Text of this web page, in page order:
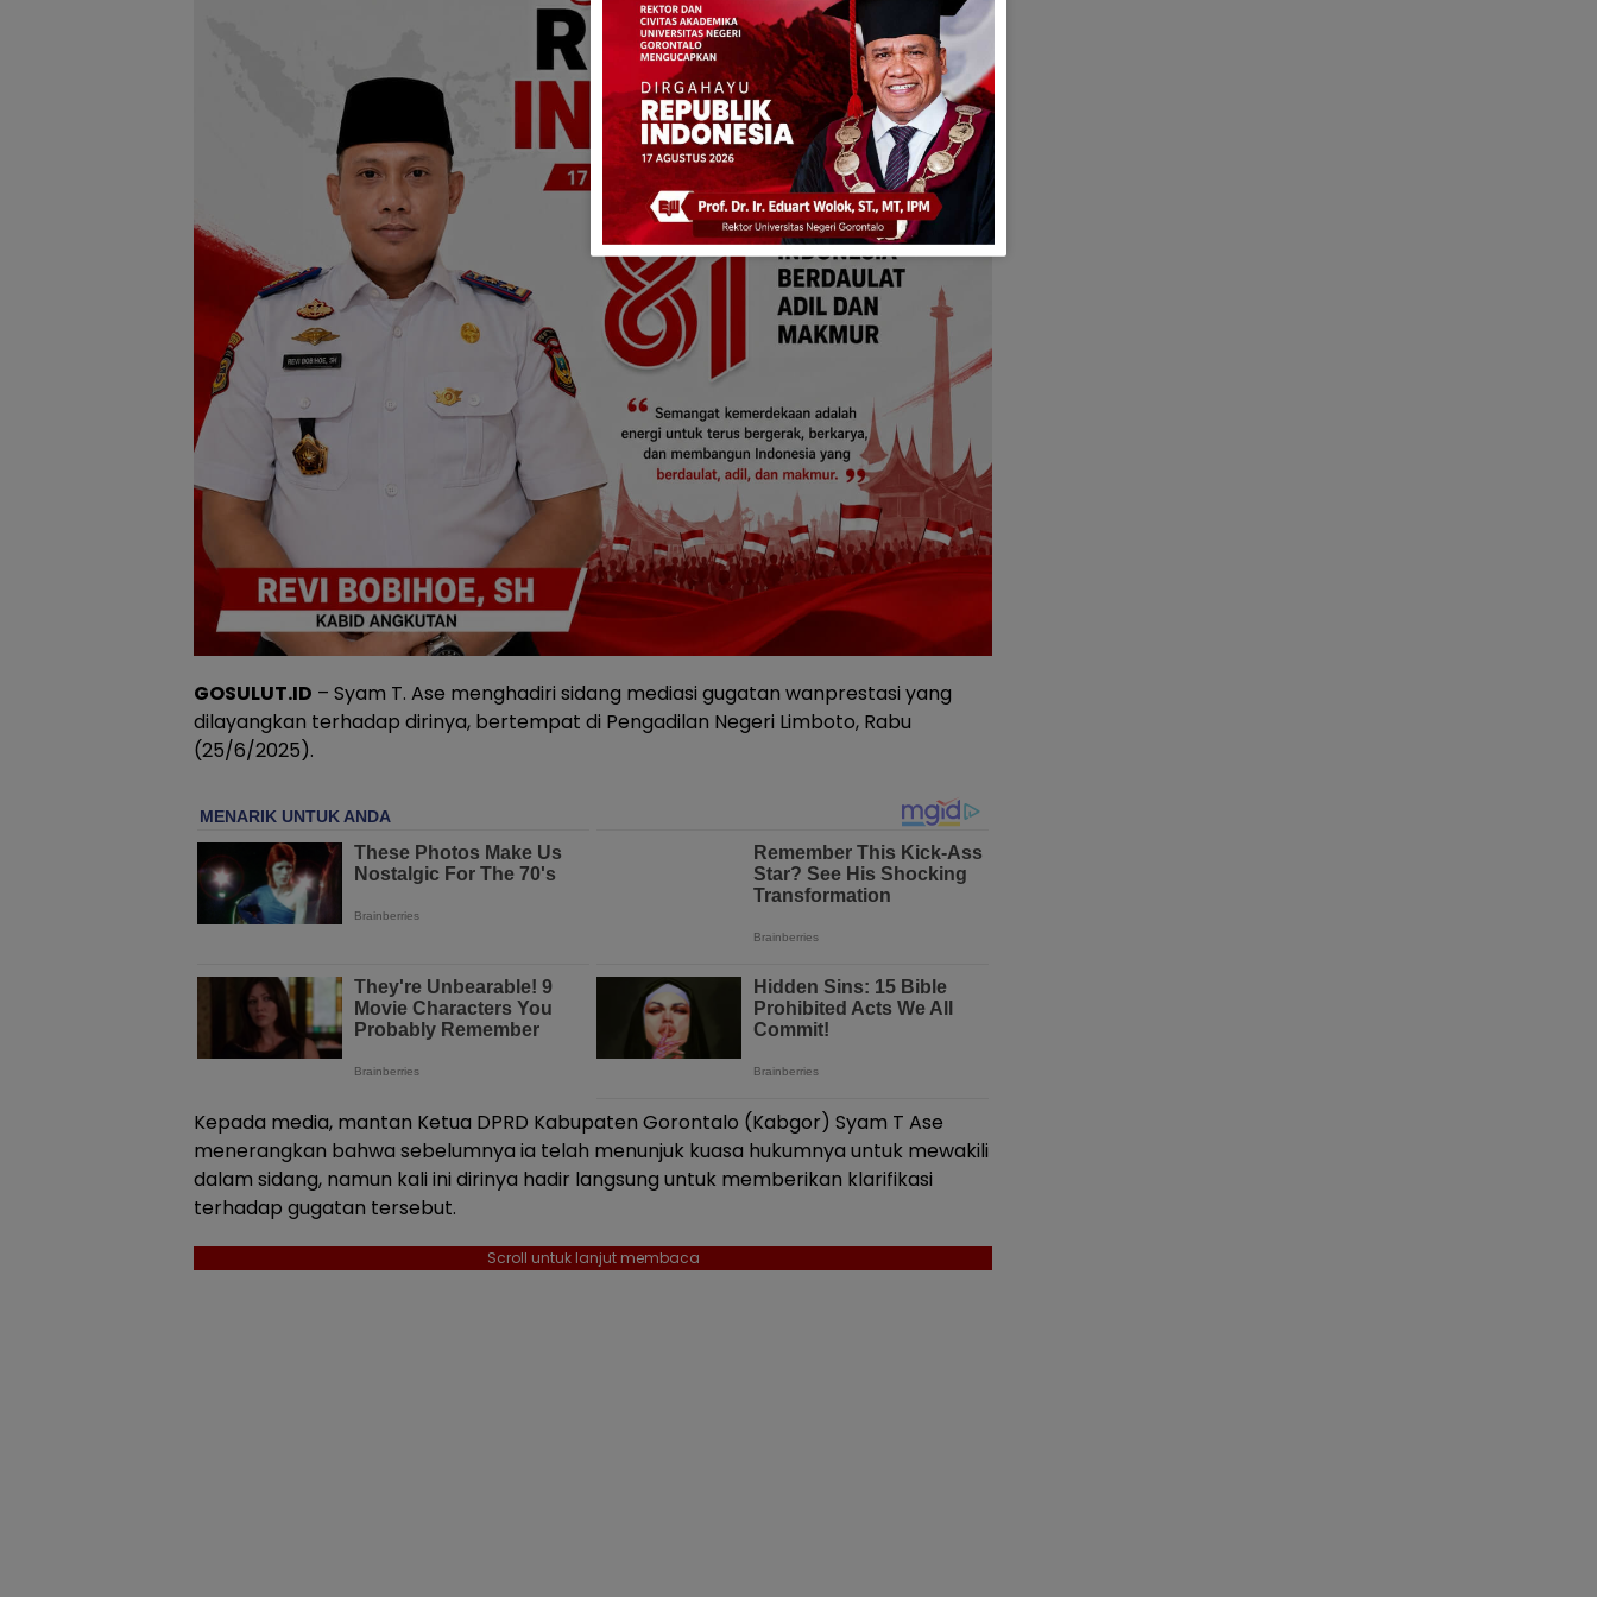
GOSULUT.ID – Syam T. Ase menghadiri sidang mediasi gugatan wanprestasi yang
dilayangkan terhadap dirinya, bertempat di Pengadilan Negeri Limboto, Rabu
(25/6/2025).
Kepada media, mantan Ketua DPRD Kabupaten Gorontalo (Kabgor) Syam T Ase
menerangkan bahwa sebelumnya ia telah menunjuk kuasa hukumnya untuk mewakili
dalam sidang, namun kali ini dirinya hadir langsung untuk memberikan klarifikasi
terhadap gugatan tersebut.
Scroll untuk lanjut membaca